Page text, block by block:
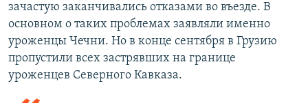
зачастую заканчивались отказами во въезде. В
основном о таких проблемах заявляли именно
уроженцы Чечни. Но в конце сентября в Грузию
пропустили всех застрявших на границе
уроженцев Северного Кавказа.